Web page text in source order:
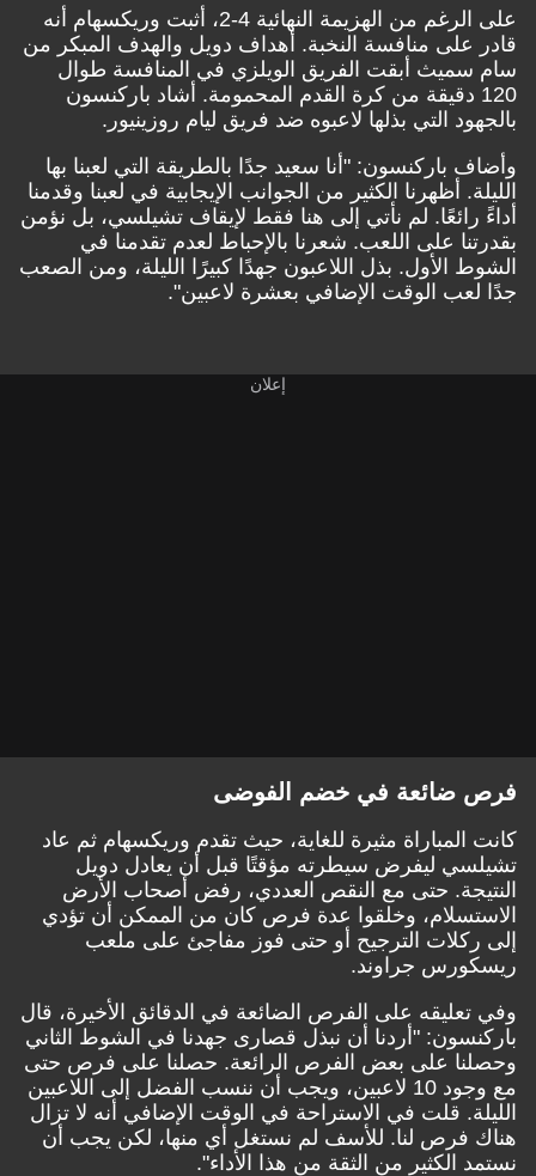
على الرغم من الهزيمة النهائية 4-2، أثبت وريكسهام أنه
قادر على منافسة النخبة. أهداف دويل والهدف المبكر من
سام سميث أبقت الفريق الويلزي في المنافسة طوال
120 دقيقة من كرة القدم المحمومة. أشاد باركنسون
بالجهود التي بذلها لاعبوه ضد فريق ليام روزينيور.
وأضاف باركنسون: "أنا سعيد جدًا بالطريقة التي لعبنا بها
الليلة. أظهرنا الكثير من الجوانب الإيجابية في لعبنا وقدمنا
أداءً رائعًا. لم نأتي إلى هنا فقط لإيقاف تشيلسي، بل نؤمن
بقدرتنا على اللعب. شعرنا بالإحباط لعدم تقدمنا في
الشوط الأول. بذل اللاعبون جهدًا كبيرًا الليلة، ومن الصعب
جدًا لعب الوقت الإضافي بعشرة لاعبين".
فرص ضائعة في خضم الفوضى
كانت المباراة مثيرة للغاية، حيث تقدم وريكسهام ثم عاد
تشيلسي ليفرض سيطرته مؤقتًا قبل أن يعادل دويل
النتيجة. حتى مع النقص العددي، رفض أصحاب الأرض
الاستسلام، وخلقوا عدة فرص كان من الممكن أن تؤدي
إلى ركلات الترجيح أو حتى فوز مفاجئ على ملعب
ريسكورس جراوند.
وفي تعليقه على الفرص الضائعة في الدقائق الأخيرة، قال
باركنسون: "أردنا أن نبذل قصارى جهدنا في الشوط الثاني
وحصلنا على بعض الفرص الرائعة. حصلنا على فرص حتى
مع وجود 10 لاعبين، ويجب أن ننسب الفضل إلى اللاعبين
الليلة. قلت في الاستراحة في الوقت الإضافي أنه لا تزال
هناك فرص لنا. للأسف لم نستغل أي منها، لكن يجب أن
نستمد الكثير من الثقة من هذا الأداء".